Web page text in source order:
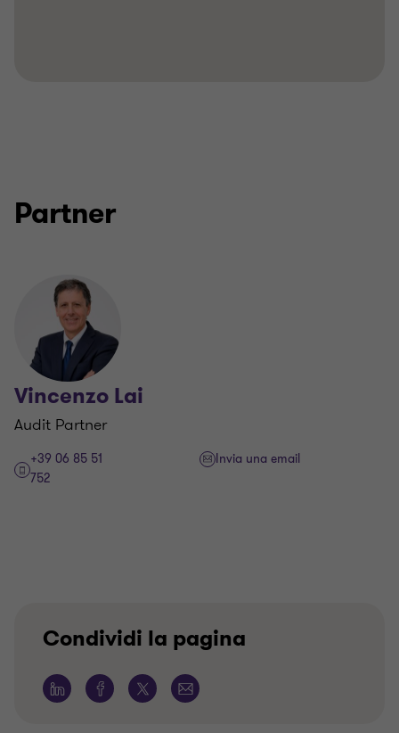
Partner
Vincenzo Lai
Audit Partner
+39 06 85 51
752
Invia una email
Condividi la pagina